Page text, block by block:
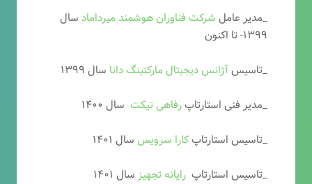
_مدیر عامل شرکت فناوران هوشمند میرداماد سال
۱۳۹۹- تا اکنون
_تاسیسآژانس دیجیتال مارکتینگ دانا سال ۱۳۹۹
_مدیر فنی استارتاپرفاهی تیکت سال ۱۴۰۰
_تاسیس استارتاپکارا سرویس سال ۱۴۰۱
_تاسیس استارتاپ رایانه تجهیز سال ۱۴۰۱